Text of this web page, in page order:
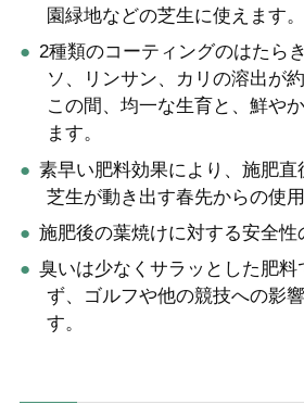
園緑地などの芝生に使えます。
2種類のコーティングのはたら
ソ、リンサン、カリの溶出が
この間、均一な生育と、鮮や
ます。
素早い肥料効果により、施肥直
芝生が動き出す春先からの使用
施肥後の葉焼けに対する安全性
臭いは少なくサラッとした肥
ず、ゴルフや他の競技への影
す。